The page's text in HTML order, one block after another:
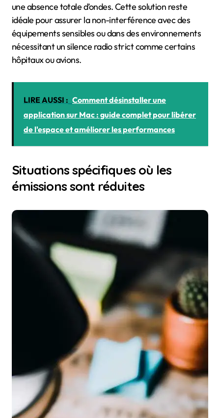
une absence totale d’ondes. Cette solution reste
idéale pour assurer la non-interférence avec des
équipements sensibles ou dans des environnements
nécessitant un silence radio strict comme certains
hôpitaux ou avions.
LIRE AUSSI : Comment désinstaller une
application sur Mac : guide complet pour libérer
de l'espace et améliorer les performances
Situations spécifiques où les
émissions sont réduites